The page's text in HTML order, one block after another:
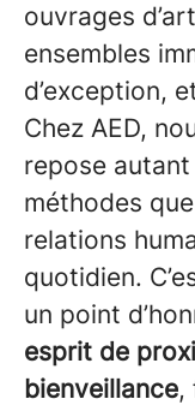
ouvrages
ensembles
d’exception,
Chez AED,
repose
méthodes
relations
quotidien.
un point
esprit de
bienveillance,